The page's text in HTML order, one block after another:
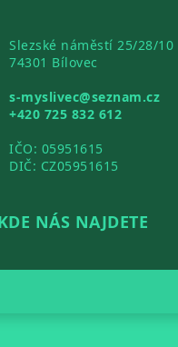
Slezské náměstí 25/28/10
74301 Bílovec
s-myslivec@seznam.cz
+420 725 832 612
IČO: 05951615
DIČ: CZ05951615
NÁS NAJDETE